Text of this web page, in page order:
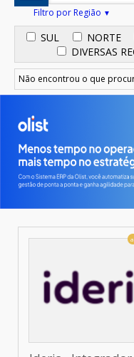
Filtro por Região
SUL NORTE
DIVERSAS
Não encontrou o que